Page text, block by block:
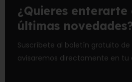
¿Quieres enterarte
últimas
Suscríbete al boletín gratuito de
avisaremos directamente en tu